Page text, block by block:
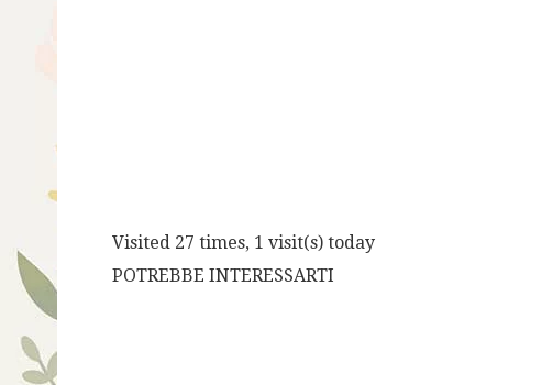
Visited 27 times, 1 visit(s) today
POTREBBE INTERESSARTI